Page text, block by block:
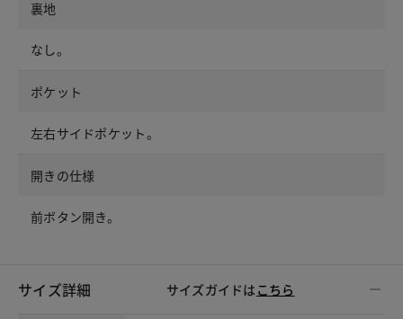
裏地
なし。
ポケット
左右サイドポケット。
開きの仕様
前ボタン開き。
サイズ詳細 サイズガイドは こちら